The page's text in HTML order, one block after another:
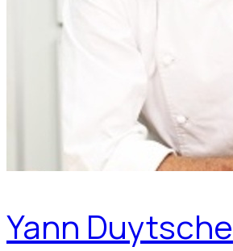
Yann Duytsche